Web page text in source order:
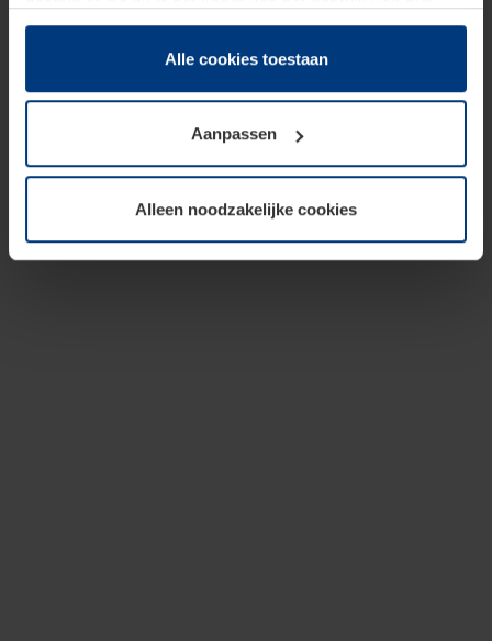
dienstverlening hebben verzameld.
Juridisch zijn wij gerechtigd om cookies op uw computer
onze pagina's absoluut noodzakelijk is. Voor alle andere
soorten cookies is uw toestemming vereist. Uw
toestemming kunt u op elk moment bij de uitleg van de
wijzigen of herroepen.
Alle cookies toestaan
Aanpassen
Alleen noodzakelijke cookies